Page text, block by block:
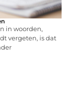
in woorden,
vergeten, is dat